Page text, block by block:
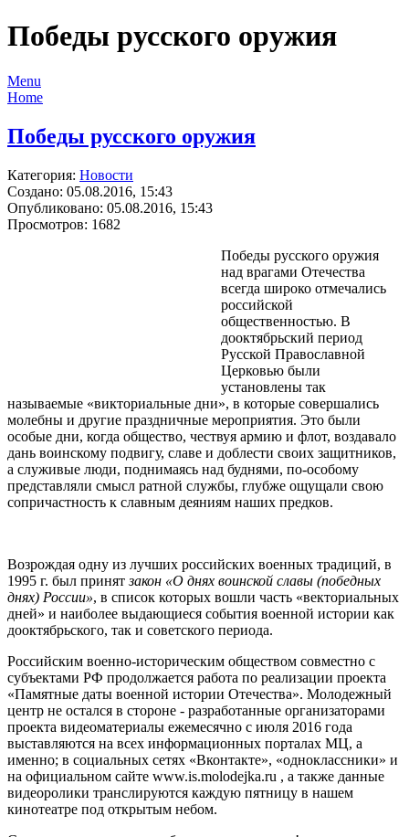
Победы русского оружия
Menu
Home
Победы русского оружия
Категория: Новости
Создано: 05.08.2016, 15:43
Опубликовано: 05.08.2016, 15:43
Просмотров: 1682
Победы русского оружия
над врагами Отечества
всегда широко отмечались
российской
общественностью. В
дооктябрьский период
Русской Православной
Церковью были
установлены так
называемые «викториальные дни», в которые совершались
молебны и другие праздничные мероприятия. Это были
особые дни, когда общество, чествуя армию и флот, воздавало
дань воинскому подвигу, славе и доблести своих защитников,
а служивые люди, поднимаясь над буднями, по-особому
представляли смысл ратной службы, глубже ощущали свою
сопричастность к славным деяниям наших предков.
Возрождая одну из лучших российских военных традиций, в
1995 г. был принятзакон «О днях воинской славы (победных
днях) России», в список которых вошли часть «векториальных
дней» и наиболее выдающиеся события военной истории как
дооктябрьского, так и советского периода.
Российским военно-историческим обществом совместно с
субъектами РФ продолжается работа по реализации проекта
«Памятные даты военной истории Отечества». Молодежный
центр не остался в стороне - разработанные организаторами
проекта видеоматериалы ежемесячно с июля 2016 года
выставляются на всех информационных порталах МЦ, а
именно; в социальных сетях «Вконтакте», «одноклассники» и
на официальном сайте www.is.molodejka.ru , а также данные
видеоролики транслируются каждую пятницу в нашем
кинотеатре под открытым небом.